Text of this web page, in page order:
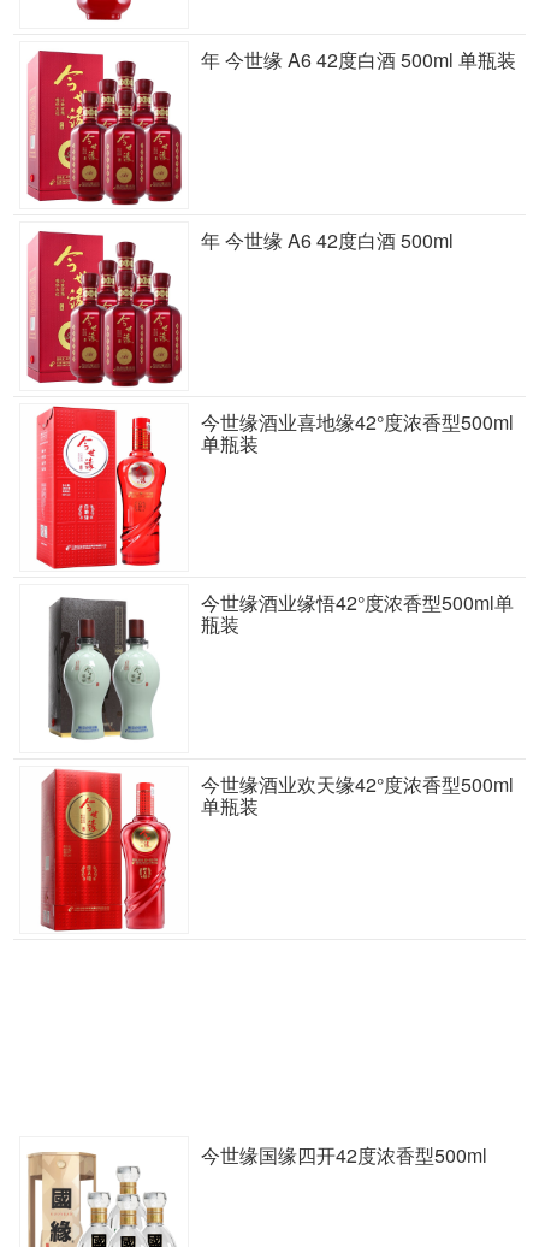
年 今世缘 A6 42度白酒 500ml 单瓶装
年 今世缘 A6 42度白酒 500ml
今世缘酒业喜地缘42°度浓香型500ml
单瓶装
今世缘酒业缘悟42°度浓香型500ml单
瓶装
今世缘酒业欢天缘42°度浓香型500ml
单瓶装
今世缘国缘四开42度浓香型500ml